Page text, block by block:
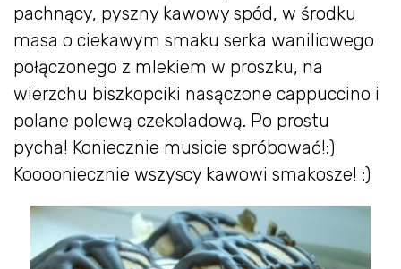
pachnący, pyszny kawowy spód, w środku
masa o ciekawym smaku serka waniliowego
połączonego z mlekiem w proszku, na
wierzchu biszkopciki nasączone cappuccino i
polane polewą czekoladową. Po prostu
pycha! Koniecznie musicie spróbować!:)
Kooooniecznie wszyscy kawowi smakosze! :)